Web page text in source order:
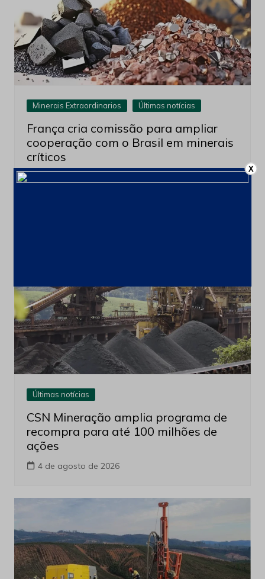
Minerais Extraordinarios Últimas notícias
França cria comissão para ampliar
cooperação com o Brasil em minerais
críticos
Últimas notícias
CSN Mineração amplia programa de
recompra para até 100 milhões de
ações
4 de agosto de 2026
X